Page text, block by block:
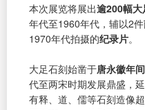
本次展览将展出逾200幅
年代至1960年代，辅以2件
1970年代拍摄的纪录片。
大足石刻始凿于唐永徽年间
代至两宋时期发展鼎盛，
有释、道、儒等石刻造像